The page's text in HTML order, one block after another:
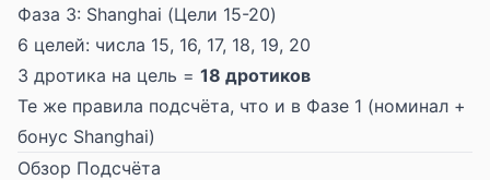
Фаза 3: Shanghai (Цели 15-20)
6 целей: числа 15, 16, 17, 18, 19, 20
3 дротика на цель = 18 дротиков
Те же правила подсчёта, что и в Фазе 1 (номинал +
бонус Shanghai)
Обзор Подсчёта